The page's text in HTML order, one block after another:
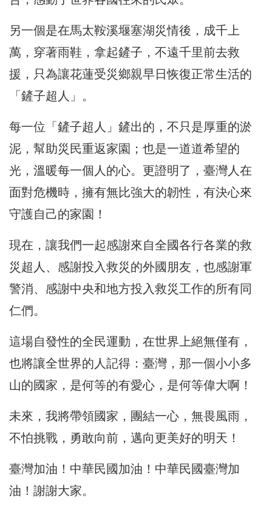
另一個是在馬太鞍溪堰塞湖災情後，成千上
萬，穿著雨鞋，拿起鏟子，不遠千里前去救
援，只為讓花蓮受災鄉親早日恢復正常生活的
「鏟子超人」。
每一位「鏟子超人」鏟出的，不只是厚重的淤
泥，幫助災民重返家園；也是一道道希望的
光，溫暖每一個人的心。更證明了，臺灣人在
面對危機時，擁有無比強大的韌性，有決心來
守護自己的家園！
現在，讓我們一起感謝來自全國各行各業的救
災超人、感謝投入救災的外國朋友，也感謝軍
警消、感謝中央和地方投入救災工作的所有同
仁們。
這場自發性的全民運動，在世界上絕無僅有，
也將讓全世界的人記得：臺灣，那一個小小多
山的國家，是何等的有愛心，是何等偉大啊！
未來，我將帶領國家，團結一心，無畏風雨，
不怕挑戰，勇敢向前，邁向更美好的明天！
臺灣加油！中華民國加油！中華民國臺灣加
油！謝謝大家。